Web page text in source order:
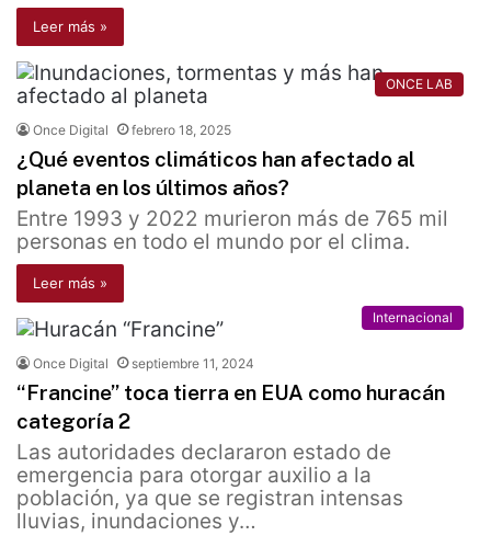
Leer más »
ONCE LAB
Once Digital febrero 18, 2025
¿Qué eventos climáticos han afectado al
planeta en los últimos años?
Entre 1993 y 2022 murieron más de 765 mil
personas en todo el mundo por el clima.
Leer más »
Internacional
Once Digital septiembre 11, 2024
“Francine” toca tierra en EUA como huracán
categoría 2
Las autoridades declararon estado de
emergencia para otorgar auxilio a la
población, ya que se registran intensas
lluvias, inundaciones y…